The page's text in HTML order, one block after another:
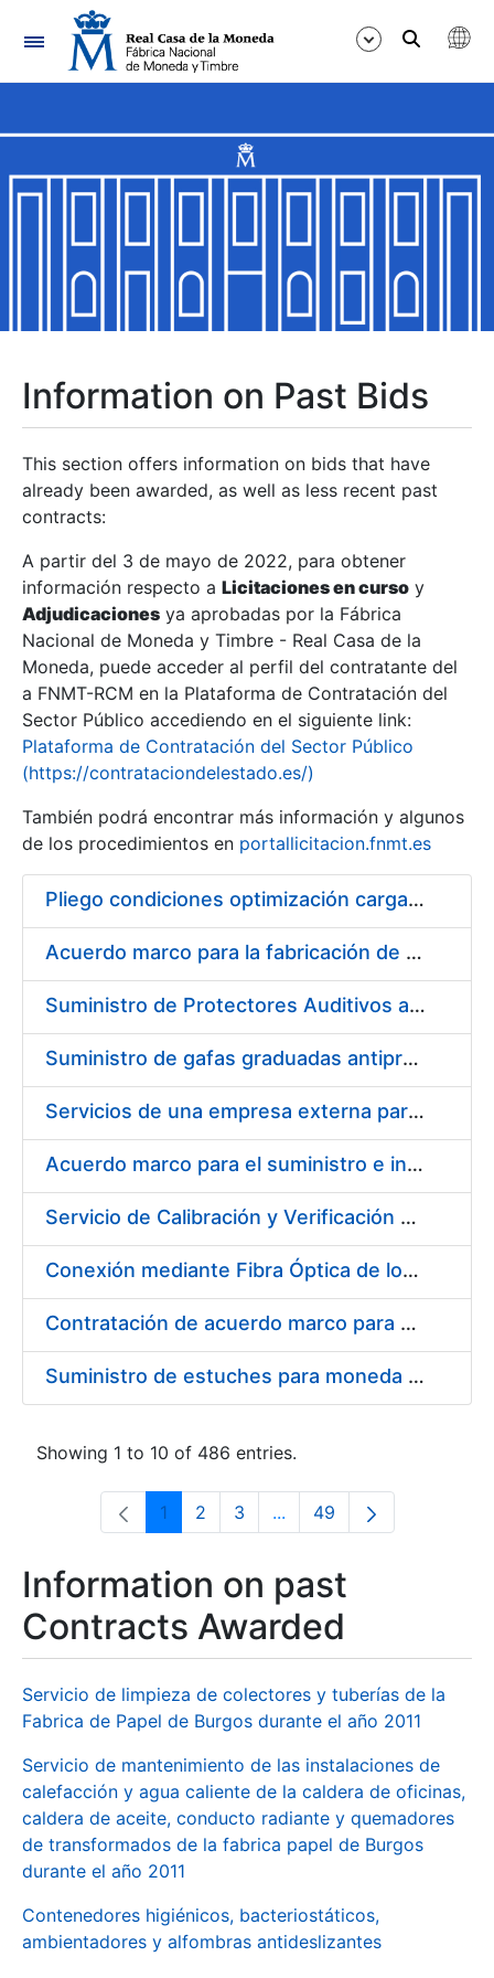
Navigation
Show/Hide
Show/Hide
Show/Hide
Show/Hide
Show/Hide
Show/Hide
Information on Past Bids
This section offers information on bids that have
already been awarded, as well as less recent past
contracts:
A partir del 3 de mayo de 2022, para obtener
información respecto a Licitaciones en curso y
Adjudicaciones ya aprobadas por la Fábrica
Nacional de Moneda y Timbre - Real Casa de la
Moneda, puede acceder al perfil del contratante del
a FNMT-RCM en la Plataforma de Contratación del
Sector Público accediendo en el siguiente link:
Plataforma de Contratación del Sector Público
(https://contrataciondelestado.es/)
También podrá encontrar más información y algunos
de los procedimientos en portallicitacion.fnmt.es
Pliego condiciones optimización cargas compras firmado
Acuerdo marco para la fabricación de piezas
Suministro de Protectores Auditivos a medida para las personas trabajadoras de los Centros de Trabajo de Madrid y Burgos
Suministro de gafas graduadas antiproyecciones para los trabajadores de la FNMT-RCM en los centros de trabajo de Madrid y Burgos
Servicios de una empresa externa para el asesoramiento y resolución de los recursos de alzada que se presentan relacionados con procesos de selección para la FNMT-RCM
Acuerdo marco para el suministro e instalación de persianas, estores y otros complementos
Servicio de Calibración y Verificación Externa de los Equipos de Medición del Servicio de Prevención de la FNMT-RCM
Conexión mediante Fibra Óptica de los Centros de Proceso de Datos (CPDs) de las sedes de la FNMT-RCM de Burgos y Madrid
Contratación de acuerdo marco para el Suministro de Material de Electricidad para la Fábrica Nacional de Moneda y Timbre-Real Casa de la Moneda en su centro de trabajo de Burgos
Suministro de estuches para moneda de 30 €
Showing 1 to 10 of 486 entries.
Page
1 Page
2 Page
3 ...Intermediate Pages Use
Page
49
Information on past
Contracts Awarded
Servicio de limpieza de colectores y tuberías de la
Fabrica de Papel de Burgos durante el año 2011
Servicio de mantenimiento de las instalaciones de
calefacción y agua caliente de la caldera de oficinas,
caldera de aceite, conducto radiante y quemadores
de transformados de la fabrica papel de Burgos
durante el año 2011
Contenedores higiénicos, bacteriostáticos,
ambientadores y alfombras antideslizantes